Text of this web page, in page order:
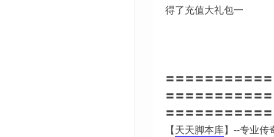
得了充值大礼包一
〓〓〓〓〓〓〓〓〓〓
〓〓〓〓〓〓〓〓〓〓
〓〓〓〓〓〓〓〓〓〓
【天天脚本库】--专业传